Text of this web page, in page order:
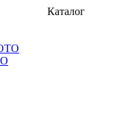
Каталог